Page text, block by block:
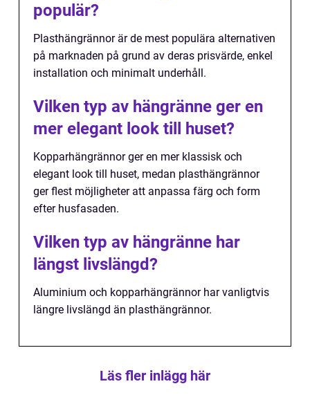
populär?
Plasthängrännor är de mest populära alternativen
på marknaden på grund av deras prisvärde, enkel
installation och minimalt underhåll.
Vilken typ av hängränne ger en
mer elegant look till huset?
Kopparhängrännor ger en mer klassisk och
elegant look till huset, medan plasthängrännor
ger flest möjligheter att anpassa färg och form
efter husfasaden.
Vilken typ av hängränne har
längst livslängd?
Aluminium och kopparhängrännor har vanligtvis
längre livslängd än plasthängrännor.
Läs fler inlägg här